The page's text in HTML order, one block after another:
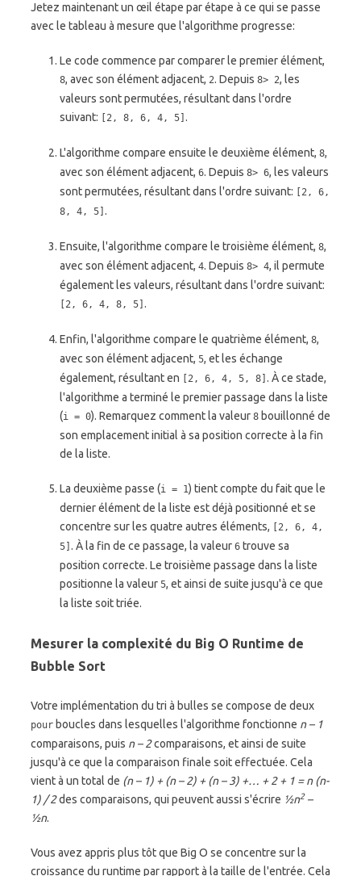
Jetez maintenant un œil étape par étape à ce qui se passe
avec le tableau à mesure que l'algorithme progresse:
Le code commence par comparer le premier élément,
8, avec son élément adjacent, 2. Depuis 8> 2, les
valeurs sont permutées, résultant dans l'ordre
suivant:
[2, 8, 6, 4, 5] .
L'algorithme compare ensuite le deuxième élément, 8,
avec son élément adjacent, 6. Depuis 8> 6, les valeurs
sont permutées, résultant dans l'ordre suivant:
[2, 6,
8, 4, 5] .
Ensuite, l'algorithme compare le troisième élément, 8,
avec son élément adjacent, 4. Depuis 8> 4, il permute
également les valeurs, résultant dans l'ordre suivant:
[2, 6, 4, 8, 5] .
Enfin, l'algorithme compare le quatrième élément, 8,
avec son élément adjacent, 5, et les échange
également, résultant en
[2, 6, 4, 5, 8] . À ce stade,
l'algorithme a terminé le premier passage dans la liste
(i = 0). Remarquez comment la valeur 8 bouillonné de
son emplacement initial à sa position correcte à la fin
de la liste.
La deuxième passe (i = 1) tient compte du fait que le
dernier élément de la liste est déjà positionné et se
concentre sur les quatre autres éléments,
[2, 6, 4,
5] . À la fin de ce passage, la valeur 6 trouve sa
position correcte. Le troisième passage dans la liste
positionne la valeur 5, et ainsi de suite jusqu'à ce que
la liste soit triée.
Mesurer la complexité du Big O Runtime de
Bubble Sort
Votre implémentation du tri à bulles se compose de deux
pour boucles dans lesquelles l'algorithme fonctionne n – 1
comparaisons, puis n – 2comparaisons, et ainsi de suite
jusqu'à ce que la comparaison finale soit effectuée. Cela
vient à un total de (n – 1) + (n – 2) + (n – 3) +… + 2 + 1 = n (n-
1) / 2des comparaisons, qui peuvent aussi s'écrire ½n2–
½n.
Vous avez appris plus tôt que Big O se concentre sur la
croissance du runtime par rapport à la taille de l'entrée. Cela